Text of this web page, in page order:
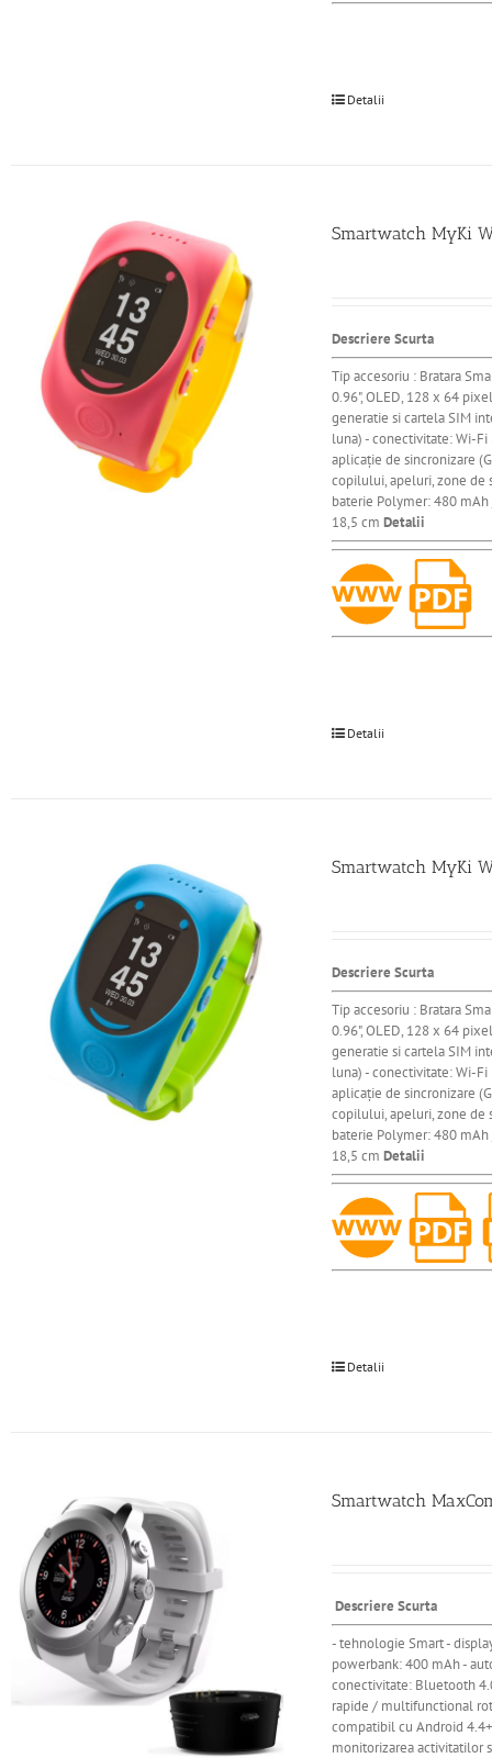
Detalii
Smartwatch MyKi
Descriere Scurta
Tip accesoriu : Bratara
0.96", OLED, 128 х 64
generatie si cartela SIM
luna) - conectivitate: Wi-
aplicaţie de sincronizare
copilului, apeluri, zone de
baterie Polymer: 480
18,5 cm Detalii
Detalii
Smartwatch MyKi
Descriere Scurta
Tip accesoriu : Bratara
0.96", OLED, 128 х 64
generatie si cartela SIM
luna) - conectivitate: Wi-
aplicaţie de sincronizare
copilului, apeluri, zone de
baterie Polymer: 480
18,5 cm Detalii
Detalii
Smartwatch
Descriere Scurta
- tehnologie Smart -
powerbank: 400 mAh -
conectivitate: Bluetooth
rapide / multifunctional
compatibil cu Android
monitorizarea activitatilor